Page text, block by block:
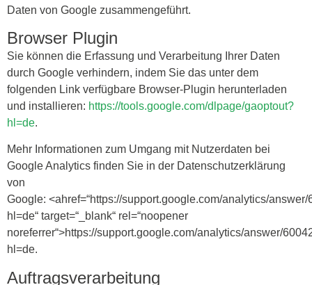
Daten von Google zusammengeführt.
Browser Plugin
Sie können die Erfassung und Verarbeitung Ihrer Daten
durch Google verhindern, indem Sie das unter dem
folgenden Link verfügbare Browser-Plugin herunterladen
und installieren: https://tools.google.com/dlpage/gaoptout?
hl=de.
Mehr Informationen zum Umgang mit Nutzerdaten bei
Google Analytics finden Sie in der Datenschutzerklärung
von
Google: <ahref=“https://support.google.com/analytics/
hl=de“ target=“_blank“ rel=“noopener
noreferrer“>https://support.google.com/analytics/answer/
hl=de.
Auftragsverarbeitung